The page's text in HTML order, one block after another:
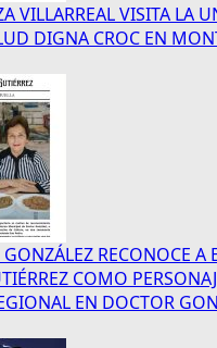
VILLARREAL VISITA LA
DIGNA CROC EN
RECONOCE A
COMO
EN DOCTOR